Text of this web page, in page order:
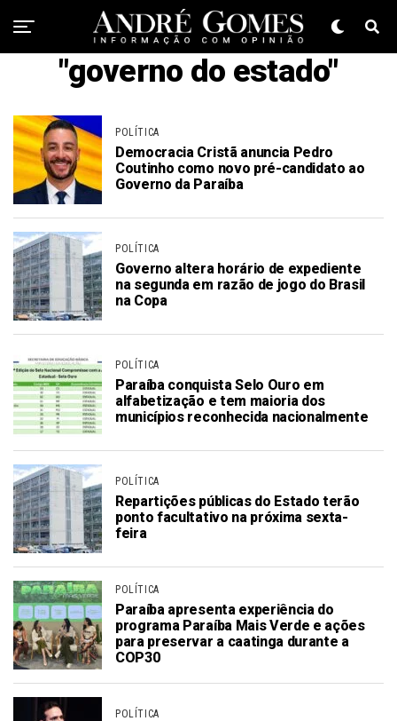
"governo do estado"
POLÍTICA
Democracia Cristã anuncia Pedro
Coutinho como novo pré-candidato ao
Governo da Paraíba
POLÍTICA
Governo altera horário de expediente
na segunda em razão de jogo do Brasil
na Copa
POLÍTICA
Paraíba conquista Selo Ouro em
alfabetização e tem maioria dos
municípios reconhecida nacionalmente
POLÍTICA
Repartições públicas do Estado terão
ponto facultativo na próxima sexta-
feira
POLÍTICA
Paraíba apresenta experiência do
programa Paraíba Mais Verde e ações
para preservar a caatinga durante a
COP30
POLÍTICA